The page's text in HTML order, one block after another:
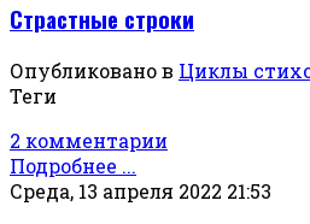
Страстные строки
Опубликовано в Циклы
Теги
2 комментарии
Подробнее ...
Среда, 13 апреля 2022 21:53